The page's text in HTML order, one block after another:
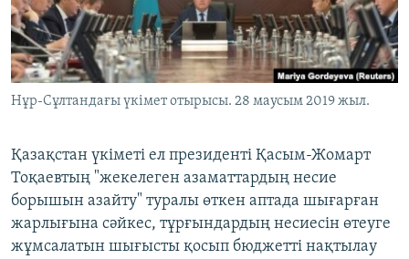
ЖАЗЫЛЫҢЫЗ
Басқа тілдерде
Нұр-Сұлтандағы үкімет отырысы. 28 маусым 2019 жыл.
Қазақстан үкіметі ел президенті Қасым-Жомарт
Тоқаевтың "жекелеген азаматтардың несие
борышын азайту" туралы өткен аптада шығарған
жарлығына сәйкес, тұрғындардың несиесін өтеуге
жұмсалатын шығысты қосып бюджетті нақтылау